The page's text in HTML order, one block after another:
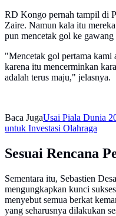
RD Kongo pernah tampil di
Zaire. Namun kala itu
pun mencetak gol ke gawang
"Mencetak gol pertama kami
karena itu mencerminkan
adalah terus maju," jelasnya.
Baca JugaUsai Piala Dunia
untuk Investasi Olahraga
Sesuai Rencana
Sementara itu, Sebastien
mengungkapkan kunci
menyebut semua berkat
yang seharusnya dilakukan